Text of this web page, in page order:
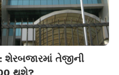
તેજીની
થશે?